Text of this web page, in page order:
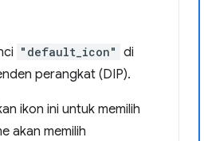
"default_icon" di
perangkat (DIP).
ikon ini untuk memilih
akan memilih